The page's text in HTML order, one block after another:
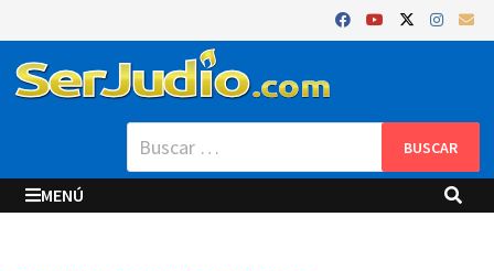
al
contenido
Buscar:
MENÚ